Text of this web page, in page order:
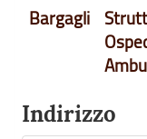
Bargagli
Indirizzo